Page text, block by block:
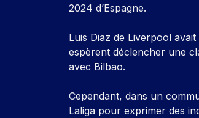
2024 d’Espagne.
Luis Diaz de Liverpool
espèrent déclencher une
avec Bilbao.
Cependant, dans un
Laliga pour exprimer des